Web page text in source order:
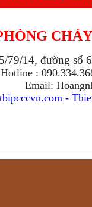
79/14, đường số
Hotline :
Email:
-